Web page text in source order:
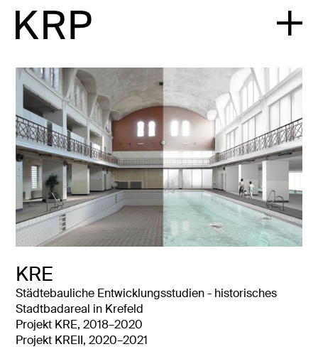
KRE
Städtebauliche Entwicklungsstudien - historisches
Stadtbadareal in Krefeld
Projekt KRE, 2018–2020
Projekt KREII, 2020–2021